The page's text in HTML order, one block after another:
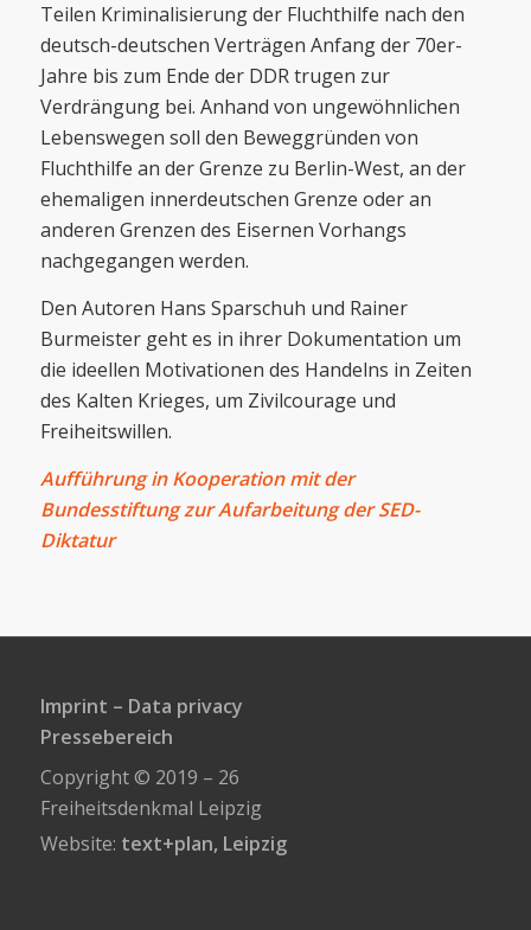
Teilen Kriminalisierung der Fluchthilfe nach den
deutsch-deutschen Verträgen Anfang der 70er-
Jahre bis zum Ende der DDR trugen zur
Verdrängung bei. Anhand von ungewöhnlichen
Lebenswegen soll den Beweggründen von
Fluchthilfe an der Grenze zu Berlin-West, an der
ehemaligen innerdeutschen Grenze oder an
anderen Grenzen des Eisernen Vorhangs
nachgegangen werden.
Den Autoren Hans Sparschuh und Rainer
Burmeister geht es in ihrer Dokumentation um
die ideellen Motivationen des Handelns in Zeiten
des Kalten Krieges, um Zivilcourage und
Freiheitswillen.
Aufführung in Kooperation mit der
Bundesstiftung zur Aufarbeitung der SED-
Diktatur
Imprint – Data privacy
Pressebereich
Copyright © 2019 – 26
Freiheitsdenkmal Leipzig
Website: text+plan, Leipzig